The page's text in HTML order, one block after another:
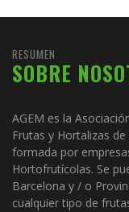
RESUMEN
SOBRE
AGEM es la
Frutas y Hortalizas
formada por
Hortofrutícolas. Se
Barcelona y / o
cualquier tipo de